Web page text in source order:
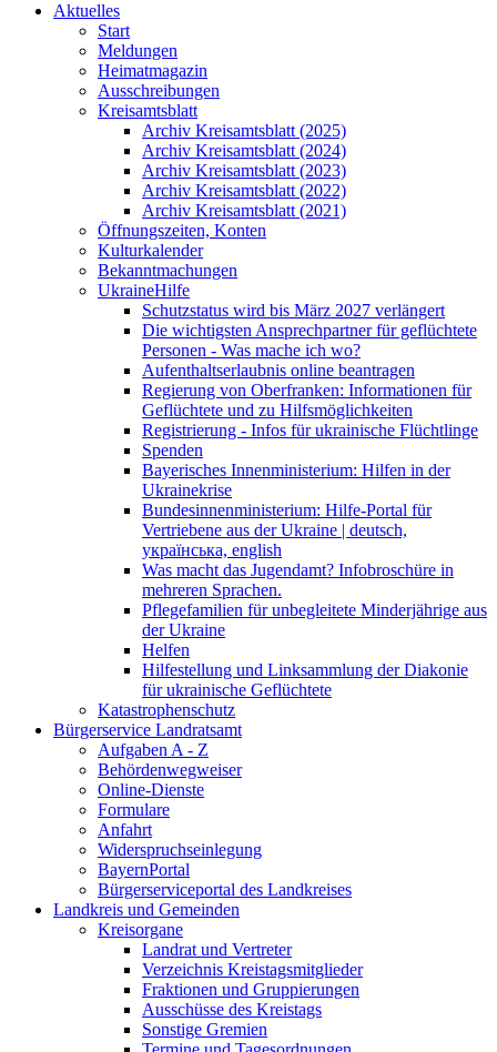
Aktuelles
Start
Meldungen
Heimatmagazin
Ausschreibungen
Kreisamtsblatt
Archiv Kreisamtsblatt (2025)
Archiv Kreisamtsblatt (2024)
Archiv Kreisamtsblatt (2023)
Archiv Kreisamtsblatt (2022)
Archiv Kreisamtsblatt (2021)
Öffnungszeiten, Konten
Kulturkalender
Bekanntmachungen
UkraineHilfe
Schutzstatus wird bis März 2027 verlängert
Die wichtigsten Ansprechpartner für geflüchtete
Personen - Was mache ich wo?
Aufenthaltserlaubnis online beantragen
Regierung von Oberfranken: Informationen für
Geflüchtete und zu Hilfsmöglichkeiten
Registrierung - Infos für ukrainische Flüchtlinge
Spenden
Bayerisches Innenministerium: Hilfen in der
Ukrainekrise
Bundesinnenministerium: Hilfe-Portal für
Vertriebene aus der Ukraine | deutsch,
українська, english
Was macht das Jugendamt? Infobroschüre in
mehreren Sprachen.
Pflegefamilien für unbegleitete Minderjährige aus
der Ukraine
Helfen
Hilfestellung und Linksammlung der Diakonie
für ukrainische Geflüchtete
Katastrophenschutz
Bürgerservice Landratsamt
Aufgaben A - Z
Behördenwegweiser
Online-Dienste
Formulare
Anfahrt
Widerspruchseinlegung
BayernPortal
Bürgerserviceportal des Landkreises
Landkreis und Gemeinden
Kreisorgane
Landrat und Vertreter
Verzeichnis Kreistagsmitglieder
Fraktionen und Gruppierungen
Ausschüsse des Kreistags
Sonstige Gremien